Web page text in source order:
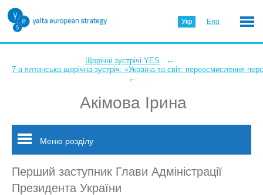
Укр Eng
Щорічні зустрічі YES ←
7-а ялтинська щорічна зустріч: «Україна та світ: переосмислення
←
Акімова Ірина
Меню розділу
Перший заступник Глави Адміністрації
Президента України